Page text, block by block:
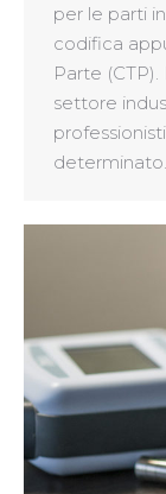
per le parti
codifica
Parte
settore
determinato…